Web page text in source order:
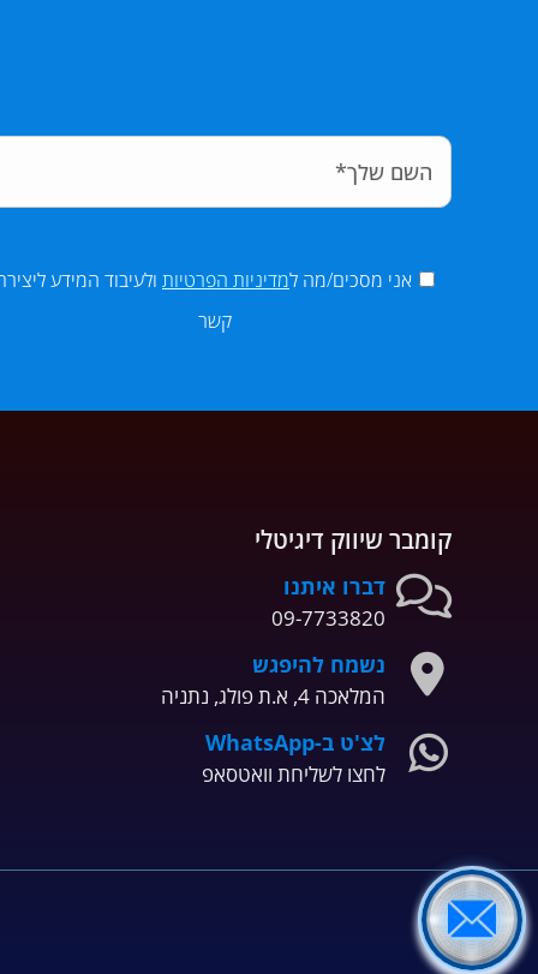
אני מסכים/מה למדיניות הפרטיות ולעיבוד המידע
קשר
קומבר שיווק דיגיטלי
דברו איתנו
09-7733820
נשמח להיפגש
המלאכה 4, א.ת פולג, נתניה
לצ'ט ב-WhatsApp
לחצו לשליחת וואטסאפ
אתר מהימןTrustindex